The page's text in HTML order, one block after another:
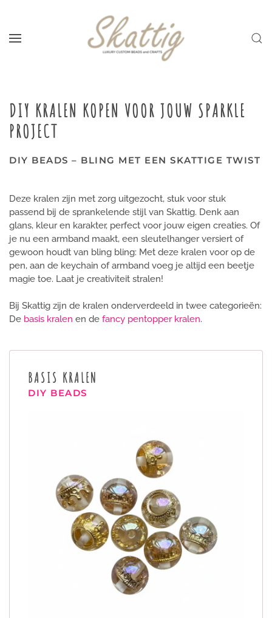
Skip to main content
DIY KRALEN KOPEN VOOR JOUW SPARKLE
PROJECT
DIY BEADS – BLING MET EEN SKATTIGE TWIST
Deze kralen zijn met zorg uitgezocht, stuk voor stuk
passend bij de sprankelende stijl van Skattig. Denk aan
glans, kleur en karakter, perfect voor jouw eigen creaties. Of
je nu een armband maakt, een sleutelhanger versiert of
gewoon houdt van bling bling: Met deze kralen voor op de
pen, aan de keychain of armband voeg je altijd een beetje
magie toe. Laat je creativiteit stralen!
Bij Skattig zijn de kralen onderverdeeld in twee categorieën:
De basis kralen en de fancy pentopper kralen.
BASIS KRALEN
DIY BEADS